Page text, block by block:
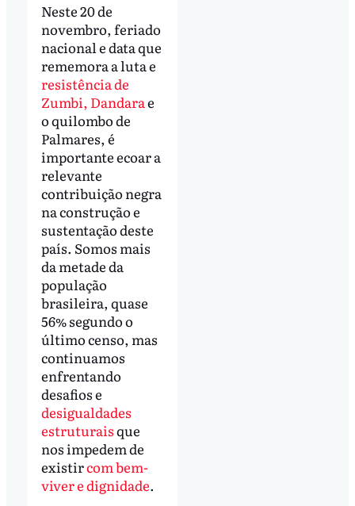
Neste 20 de
novembro, feriado
nacional e data que
rememora a luta e
resistência de
Zumbi, Dandarae
o quilombo de
Palmares, é
importante ecoar a
relevante
contribuição negra
na construção e
sustentação deste
país. Somos mais
da metade da
população
brasileira, quase
56% segundo o
último censo, mas
continuamos
enfrentando
desafios e
desigualdades
estruturaisque
nos impedem de
existircom bem-
viver e dignidade.